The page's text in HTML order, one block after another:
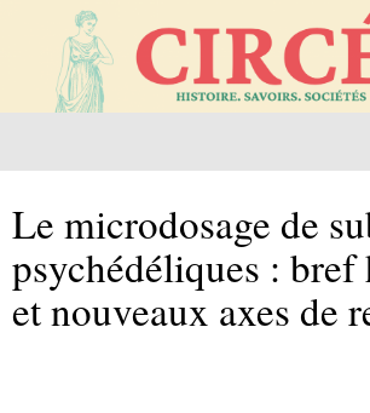
contenu
Le microdosage de
psychédéliques :
et nouveaux axes de